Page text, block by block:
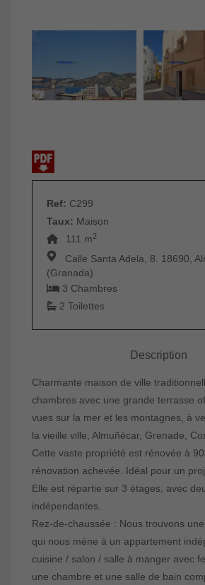
Ref: C299
Taux: Maison
111 m2
Calle Santa Adela, 8. 18690,
(Granada)
3 Chambres
2 Toilettes
Description
Charmante maison de ville
chambres avec une grande terrasse
vues sur la mer et les montagnes, à
la vieille ville, Almuñécar, Grenade,
Cette vaste propriété est rénovée à
rénovation achevée. Idéal pour un
Elle est répartie sur 3 étages, avec
indépendantes.
Rez-de-chaussée : Nous trouvons
qui nous mène à un appartement
cuisine / salon / salle à manger avec
une chambre et une salle de bain